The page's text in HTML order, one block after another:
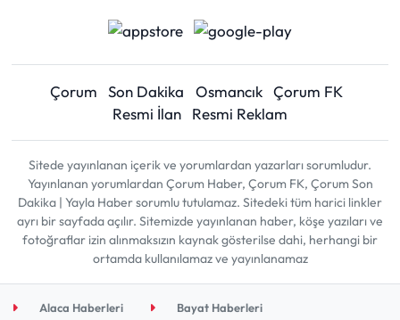
Çorum Son Dakika Osmancık Çorum FK
Resmi İlan
Resmi Reklam
Sitede yayınlanan içerik ve yorumlardan yazarları sorumludur.
Yayınlanan yorumlardan Çorum Haber, Çorum FK, Çorum Son
Dakika | Yayla Haber sorumlu tutulamaz. Sitedeki tüm harici linkler
ayrı bir sayfada açılır. Sitemizde yayınlanan haber, köşe yazıları ve
fotoğraflar izin alınmaksızın kaynak gösterilse dahi, herhangi bir
ortamda kullanılamaz ve yayınlanamaz
Alaca Haberleri
Bayat Haberleri